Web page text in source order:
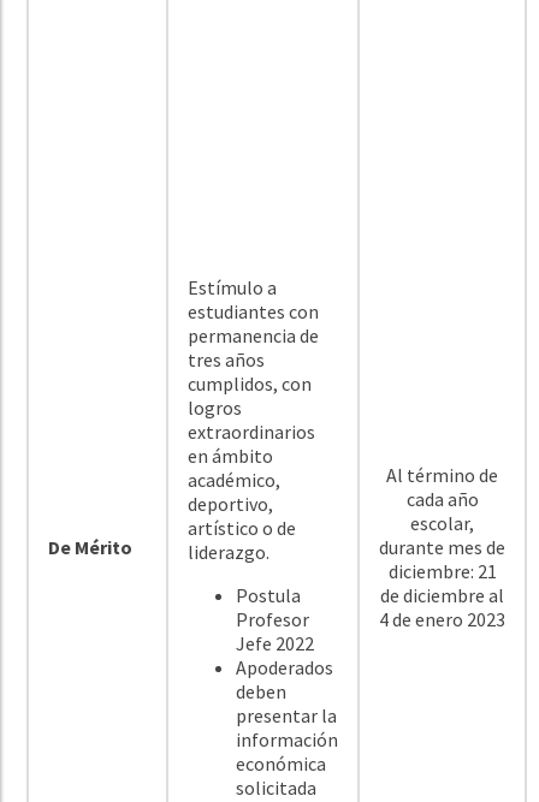
De Mérito
Estímulo a
estudiantes con
permanencia de
tres años
cumplidos, con
logros
extraordinarios
en ámbito
académico,
deportivo,
artístico o de
liderazgo.
Postula
Profesor
Jefe 2022
Apoderados
deben
presentar la
información
económica
solicitada
Al término de
cada año
escolar,
durante mes de
diciembre: 21
de diciembre al
4 de enero 2023